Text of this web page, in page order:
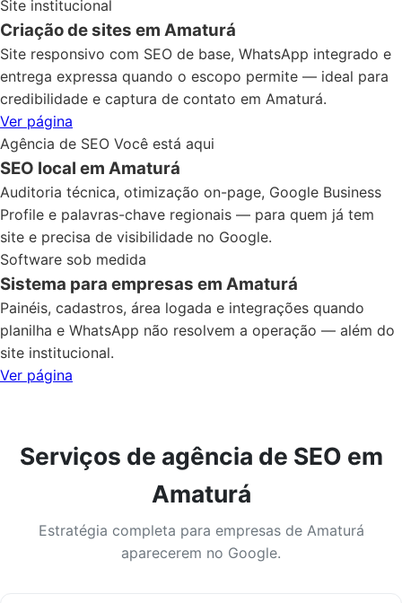
Site institucional
Criação de sites em Amaturá
Site responsivo com SEO de base, WhatsApp integrado e
entrega expressa quando o escopo permite — ideal para
credibilidade e captura de contato em Amaturá.
Ver página
Agência de SEO Você está aqui
SEO local em Amaturá
Auditoria técnica, otimização on-page, Google Business
Profile e palavras-chave regionais — para quem já tem
site e precisa de visibilidade no Google.
Software sob medida
Sistema para empresas em Amaturá
Painéis, cadastros, área logada e integrações quando
planilha e WhatsApp não resolvem a operação — além do
site institucional.
Ver página
Serviços de agência de SEO em
Amaturá
Estratégia completa para empresas de Amaturá
aparecerem no Google.